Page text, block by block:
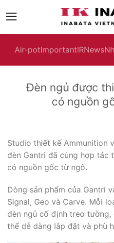
to
Air-potImportantIRNews
Đèn ngủ được
có nguồn
Studio thiết kế Ammunition
đèn Gantri đã cùng hợp tác
có nguồn gốc từ ngô.
Dòng sản phẩm của Gantri
Signal, Geo và Carve. Mỗi
đèn ngủ cố định treo tường,
thể dễ dàng lắp đặt và phù